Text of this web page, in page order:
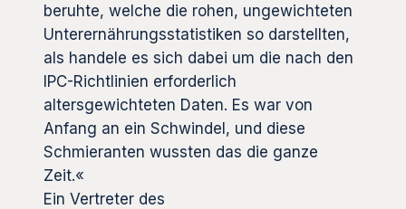
beruhte, welche die rohen, ungewichteten
Unterernährungsstatistiken so darstellten,
als handele es sich dabei um die nach den
IPC-Richtlinien erforderlich
altersgewichteten Daten. Es war von
Anfang an ein Schwindel, und diese
Schmieranten wussten das die ganze
Zeit.«
Ein Vertreter des